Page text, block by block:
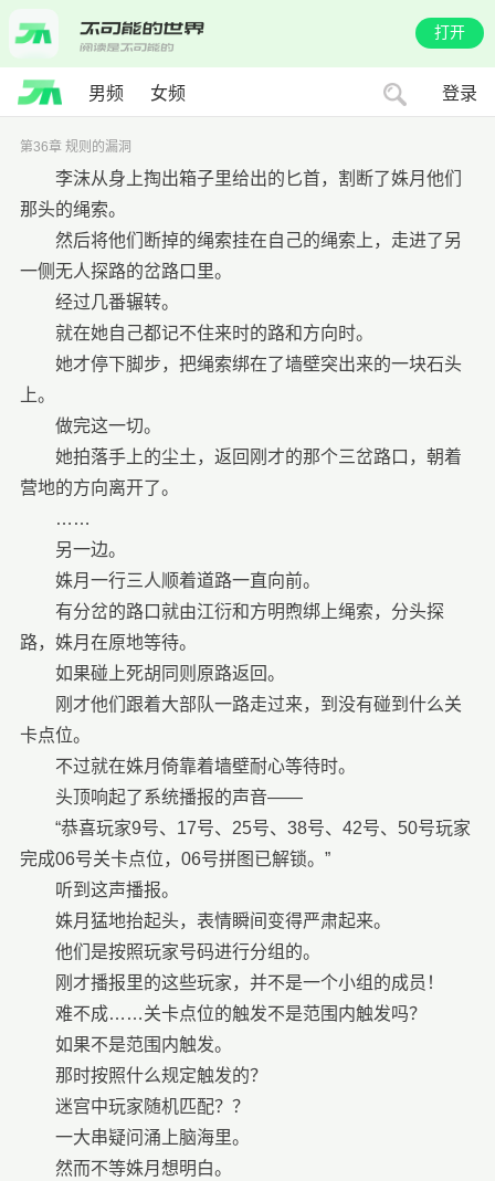
打开
男频 女频 登录
第36章 规则的漏洞
李沫从身上掏出箱子里给出的匕首，割断了姝月他们
那头的绳索。
然后将他们断掉的绳索挂在自己的绳索上，走进了另
一侧无人探路的岔路口里。
经过几番辗转。
就在她自己都记不住来时的路和方向时。
她才停下脚步，把绳索绑在了墙壁突出来的一块石头
上。
做完这一切。
她拍落手上的尘土，返回刚才的那个三岔路口，朝着
营地的方向离开了。
……
另一边。
姝月一行三人顺着道路一直向前。
有分岔的路口就由江衍和方明煦绑上绳索，分头探
路，姝月在原地等待。
如果碰上死胡同则原路返回。
刚才他们跟着大部队一路走过来，到没有碰到什么关
卡点位。
不过就在姝月倚靠着墙壁耐心等待时。
头顶响起了系统播报的声音——
“恭喜玩家9号、17号、25号、38号、42号、50号玩家
完成06号关卡点位，06号拼图已解锁。”
听到这声播报。
姝月猛地抬起头，表情瞬间变得严肃起来。
他们是按照玩家号码进行分组的。
刚才播报里的这些玩家，并不是一个小组的成员！
难不成……关卡点位的触发不是范围内触发吗？
如果不是范围内触发。
那时按照什么规定触发的？
迷宫中玩家随机匹配？？
一大串疑问涌上脑海里。
然而不等姝月想明白。